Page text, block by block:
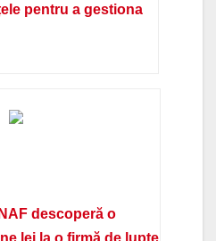
pentru a gestiona
descoperă o
lei la o firmă de lupte